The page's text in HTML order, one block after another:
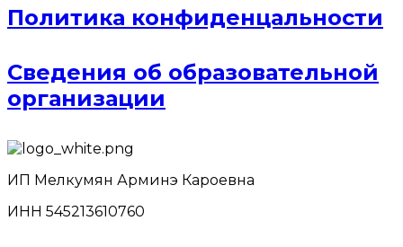
Политика конфиденцальности
Сведения об образовательной
организации
ИП Мелкумян Арминэ Кароевна
ИНН 545213610760